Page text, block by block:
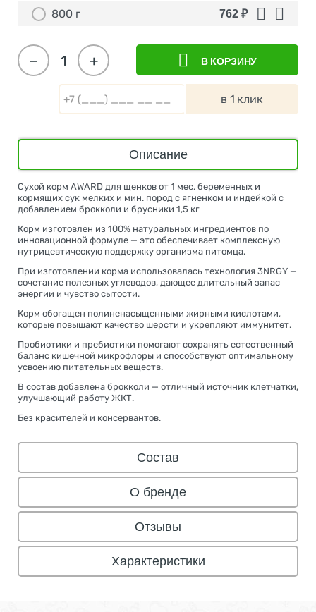
800 г 762 ₽
+
− В КОРЗИНУ
в 1 клик
Описание
Сухой корм AWARD для щенков от 1 мес, беременных и
кормящих сук мелких и мин. пород с ягненком и индейкой с
добавлением брокколи и брусники 1,5 кг
Корм изготовлен из 100% натуральных ингредиентов по
инновационной формуле — это обеспечивает комплексную
нутрицевтическую поддержку организма питомца.
При изготовлении корма использовалась технология 3NRGY —
сочетание полезных углеводов, дающее длительный запас
энергии и чувство сытости.
Корм обогащен полиненасыщенными жирными кислотами,
которые повышают качество шерсти и укрепляют иммунитет.
Пробиотики и пребиотики помогают сохранять естественный
баланс кишечной микрофлоры и способствуют оптимальному
усвоению питательных веществ.
В состав добавлена брокколи — отличный источник клетчатки,
улучшающий работу ЖКТ.
Без красителей и консервантов.
Состав
О бренде
Отзывы
Характеристики